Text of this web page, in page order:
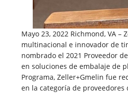
Mayo 23, 2022 Richmond, VA
multinacional e innovador de
nombrado el 2021 Proveedor
en soluciones de embalaje de
Programa, Zeller+Gmelin fue
en la categoría de proveedores